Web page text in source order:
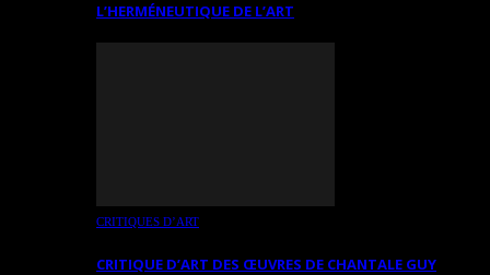
L’HERMÉNEUTIQUE DE L’ART
CRITIQUES D’ART
CRITIQUE D’ART DES ŒUVRES DE CHANTALE GUY